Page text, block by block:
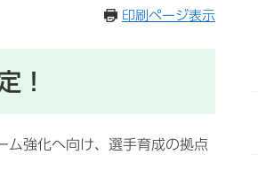
印刷ページ表示
！
強化へ向け、選手育成の拠点